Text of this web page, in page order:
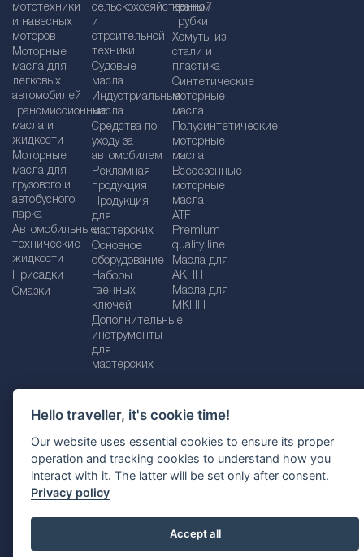
Hello traveller, it's cookie time!
Our website uses essential cookies to ensure its proper
operation and tracking cookies to understand how you
interact with it. The latter will be set only after consent.
Privacy policy
Accept all
мототехники
и навесных
моторов
Моторные
масла для
легковых
автомобилей
Трансмиссионные
масла и
жидкости
Моторные
масла для
грузового и
автобусного
парка
Автомобильные
технические
жидкости
Присадки
Смазки
сельскохозяйственной
и
строительной
техники
Судовые
масла
Индустриальные
масла
Средства по
уходу за
автомобилем
Рекламная
продукция
Продукция
для
мастерских
Основное
оборудование
Наборы
гаечных
ключей
Дополнительные
инструменты
для
мастерских
краны /
трубки
Хомуты из
стали и
пластика
Синтетические
моторные
масла
Полусинтетические
моторные
масла
Bсесезонные
моторные
масла
ATF
Premium
quality line
Масла для
АКПП
Масла для
МКПП
Политика конфиденциальности
Политика файлов Cookie Выбор страны